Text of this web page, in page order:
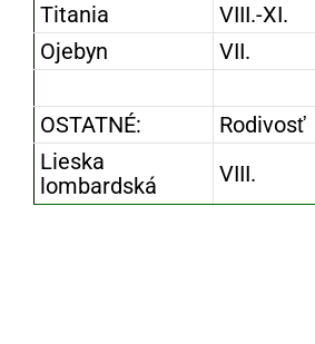
Titania
VIII.-XI.
Ojebyn
VII.
OSTATNÉ: Rodivosť
Lieska
lombardská
VIII.